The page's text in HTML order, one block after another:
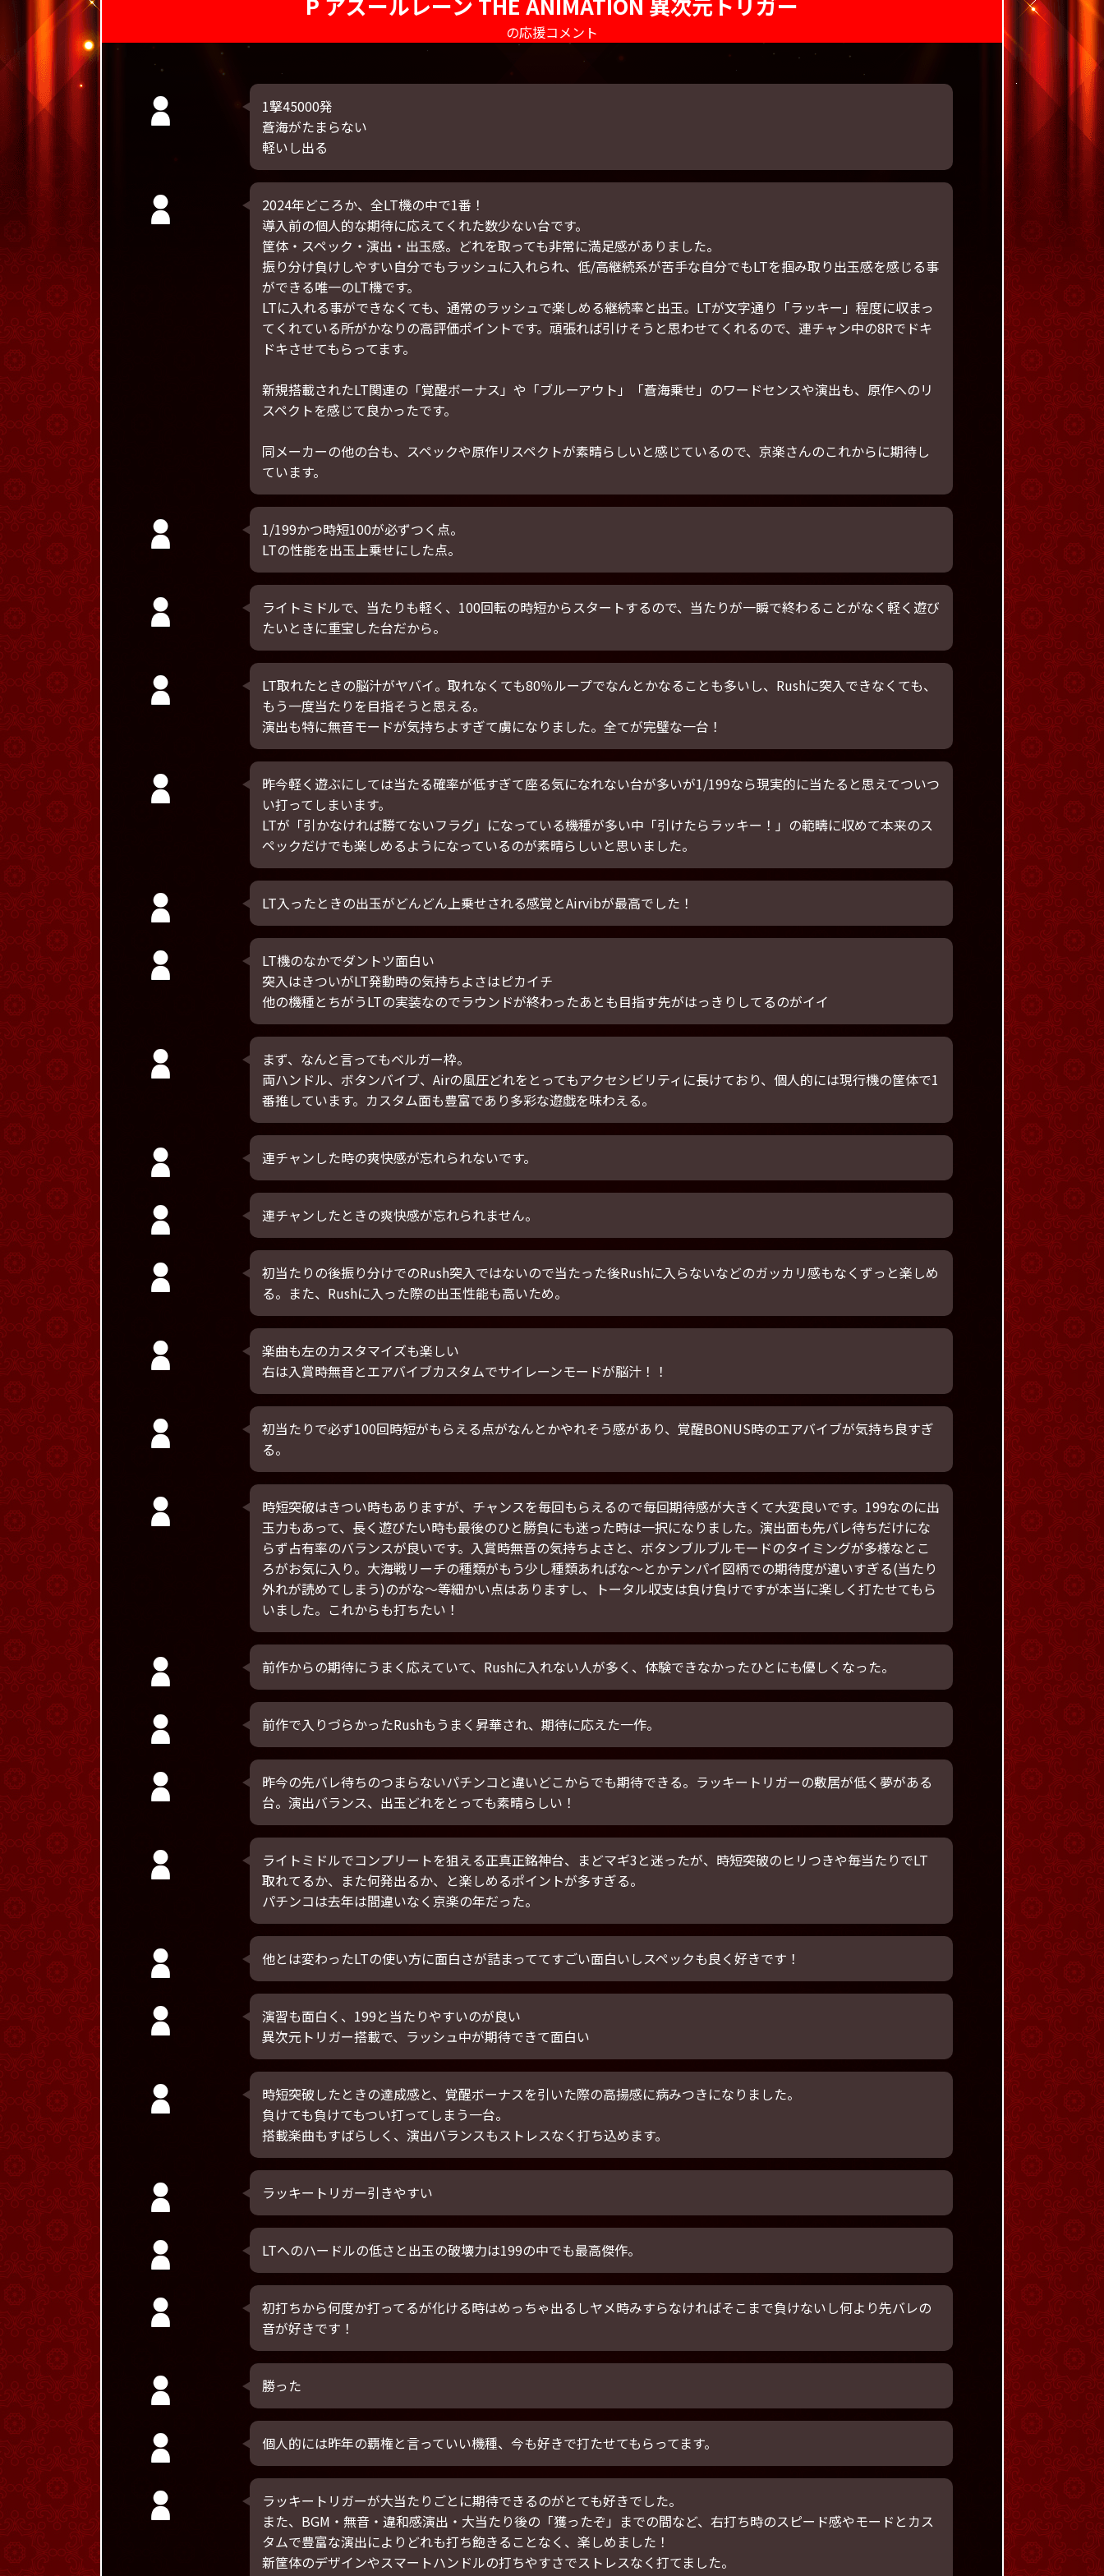
歴代グランプリ
公式Xアカウント
の応援コメント
1撃45000発
蒼海がたまらない
軽いし出る
2024年どころか、全LT機の中で1番！
導入前の個人的な期待に応えてくれた数少ない台です。
筐体・スペック・演出・出玉感。どれを取っても非常に満足感がありました。
振り分け負けしやすい自分でもラッシュに入れられ、低/高継続系が苦手な自分でもLTを掴み取り出玉感を感じる事
ができる唯一のLT機です。
LTに入れる事ができなくても、通常のラッシュで楽しめる継続率と出玉。LTが文字通り「ラッキー」程度に収まっ
てくれている所がかなりの高評価ポイントです。頑張れば引けそうと思わせてくれるので、連チャン中の8Rでドキ
ドキさせてもらってます。
新規搭載されたLT関連の「覚醒ボーナス」や「ブルーアウト」「蒼海乗せ」のワードセンスや演出も、原作へのリ
スペクトを感じて良かったです。
同メーカーの他の台も、スペックや原作リスペクトが素晴らしいと感じているので、京楽さんのこれからに期待し
ています。
1/199かつ時短100が必ずつく点。
LTの性能を出玉上乗せにした点。
ライトミドルで、当たりも軽く、100回転の時短からスタートするので、当たりが一瞬で終わることがなく軽く遊び
たいときに重宝した台だから。
LT取れたときの脳汁がヤバイ。取れなくても80％ループでなんとかなることも多いし、Rushに突入できなくても、
もう一度当たりを目指そうと思える。
演出も特に無音モードが気持ちよすぎて虜になりました。全てが完璧な一台！
昨今軽く遊ぶにしては当たる確率が低すぎて座る気になれない台が多いが1/199なら現実的に当たると思えてついつ
い打ってしまいます。
LTが「引かなければ勝てないフラグ」になっている機種が多い中「引けたらラッキー！」の範疇に収めて本来のス
ペックだけでも楽しめるようになっているのが素晴らしいと思いました。
LT入ったときの出玉がどんどん上乗せされる感覚とAirvibが最高でした！
LT機のなかでダントツ面白い
突入はきついがLT発動時の気持ちよさはピカイチ
他の機種とちがうLTの実装なのでラウンドが終わったあとも目指す先がはっきりしてるのがイイ
まず、なんと言ってもベルガー枠。
両ハンドル、ボタンバイブ、Airの風圧どれをとってもアクセシビリティに長けており、個人的には現行機の筐体で1
番推しています。カスタム面も豊富であり多彩な遊戯を味わえる。
連チャンした時の爽快感が忘れられないです。
連チャンしたときの爽快感が忘れられません。
初当たりの後振り分けでのRush突入ではないので当たった後Rushに入らないなどのガッカリ感もなくずっと楽しめ
る。また、Rushに入った際の出玉性能も高いため。
楽曲も左のカスタマイズも楽しい
右は入賞時無音とエアバイブカスタムでサイレーンモードが脳汁！！
初当たりで必ず100回時短がもらえる点がなんとかやれそう感があり、覚醒BONUS時のエアバイブが気持ち良すぎ
る。
時短突破はきつい時もありますが、チャンスを毎回もらえるので毎回期待感が大きくて大変良いです。199なのに出
玉力もあって、長く遊びたい時も最後のひと勝負にも迷った時は一択になりました。演出面も先バレ待ちだけにな
らず占有率のバランスが良いです。入賞時無音の気持ちよさと、ボタンブルブルモードのタイミングが多様なとこ
ろがお気に入り。大海戦リーチの種類がもう少し種類あればな～とかテンパイ図柄での期待度が違いすぎる(当たり
外れが読めてしまう)のがな～等細かい点はありますし、トータル収支は負け負けですが本当に楽しく打たせてもら
いました。これからも打ちたい！
前作からの期待にうまく応えていて、Rushに入れない人が多く、体験できなかったひとにも優しくなった。
前作で入りづらかったRushもうまく昇華され、期待に応えた一作。
昨今の先バレ待ちのつまらないパチンコと違いどこからでも期待できる。ラッキートリガーの敷居が低く夢がある
台。演出バランス、出玉どれをとっても素晴らしい！
ライトミドルでコンプリートを狙える正真正銘神台、まどマギ3と迷ったが、時短突破のヒリつきや毎当たりでLT
取れてるか、また何発出るか、と楽しめるポイントが多すぎる。
パチンコは去年は間違いなく京楽の年だった。
他とは変わったLTの使い方に面白さが詰まっててすごい面白いしスペックも良く好きです！
演習も面白く、199と当たりやすいのが良い
異次元トリガー搭載で、ラッシュ中が期待できて面白い
時短突破したときの達成感と、覚醒ボーナスを引いた際の高揚感に病みつきになりました。
負けても負けてもつい打ってしまう一台。
搭載楽曲もすばらしく、演出バランスもストレスなく打ち込めます。
ラッキートリガー引きやすい
LTへのハードルの低さと出玉の破壊力は199の中でも最高傑作。
初打ちから何度か打ってるが化ける時はめっちゃ出るしヤメ時みすらなければそこまで負けないし何より先バレの
音が好きです！
勝った
個人的には昨年の覇権と言っていい機種、今も好きで打たせてもらってます。
ラッキートリガーが大当たりごとに期待できるのがとても好きでした。
また、BGM・無音・違和感演出・大当たり後の「獲ったぞ」までの間など、右打ち時のスピード感やモードとカス
タムで豊富な演出によりどれも打ち飽きることなく、楽しめました！
新筐体のデザインやスマートハンドルの打ちやすさでストレスなく打てました。